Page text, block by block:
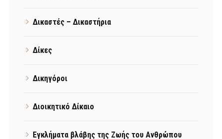
Δικαστές – Δικαστήρια
Δίκες
Δικηγόροι
Διοικητικό Δίκαιο
Εγκλήματα βλάβης της Ζωής του Ανθρώπου